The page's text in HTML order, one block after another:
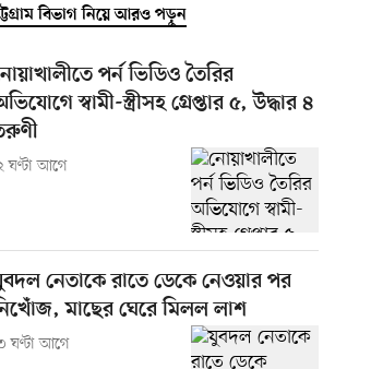
বিভাগ নিয়ে আরও পড়ুন
পর্ন ভিডিও তৈরির
স্বামী-স্ত্রীসহ গ্রেপ্তার ৫, উদ্ধার ৪
ঘণ্টা আগে
নেতাকে রাতে ডেকে নেওয়ার পর
মাছের ঘেরে মিলল লাশ
ঘণ্টা আগে